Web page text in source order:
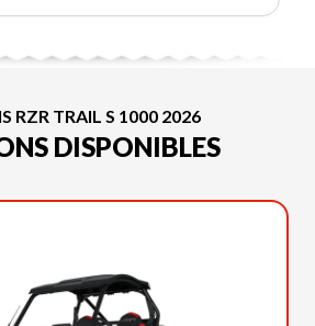
RZR TRAIL S 1000 2026
DISPONIBLES